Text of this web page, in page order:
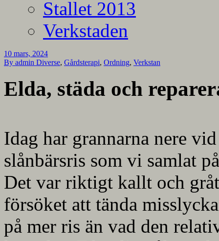
Stallet 2013
Verkstaden
10 mars, 2024
By admin Diverse, Gårdsterapi, Ordning, Verkstan
Elda, städa och
Idag har grannarna nere
slånbärsris som vi samlat
Det var riktigt kallt och
försöket att tända
på mer ris än vad den